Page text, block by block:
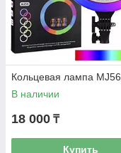
Кольцевая лампа MJ56
В наличии
18 000 ₸
Купить